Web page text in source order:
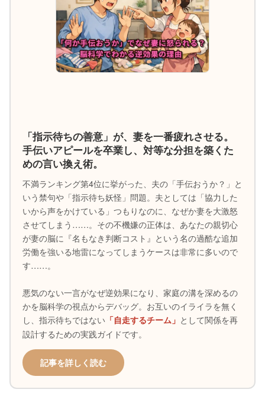
「指示待ちの善意」が、妻を一番疲れさせる。
手伝いアピールを卒業し、対等な分担を築くた
めの言い換え術。
不満ランキング第4位に挙がった、夫の「手伝おうか？」と
いう禁句や「指示待ち妖怪」問題。夫としては「協力した
いから声をかけている」つもりなのに、なぜか妻を大激怒
させてしまう……。その不機嫌の正体は、あなたの親切心
が妻の脳に『名もなき判断コスト』という名の過酷な追加
労働を強いる地雷になってしまうケースは非常に多いので
す……。
悪気のない一言がなぜ逆効果になり、家庭の溝を深めるの
かを脳科学の視点からデバッグ。お互いのイライラを無く
し、指示待ちではない 「自走するチーム」 として関係を再
設計するための実践ガイドです。
記事を詳しく読む